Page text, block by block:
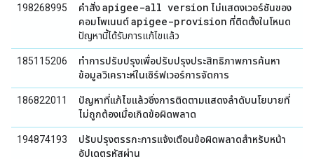
198268995 คำสั่งapigee-all version ไม่แสดงเวอร์ชันของ
คอมโพเนนต์apigee-provision ที่ติดตั้งในโหนด
ปัญหานี้ได้รับการแก้ไขแล้ว
185115206
ทำการปรับปรุงเพื่อปรับปรุงประสิทธิภาพการค้นหา
ข้อมูลวิเคราะห์ในเซิร์ฟเวอร์การจัดการ
186822011
ปัญหาที่แก้ไขแล้วซึ่งการติดตามแสดงลำดับนโยบายที่
ไม่ถูกต้องเมื่อเกิดข้อผิดพลาด
194874193
ปรับปรุงตรรกะการแจ้งเตือนข้อผิดพลาดสำหรับหน้า
อัปเดตรหัสผ่าน